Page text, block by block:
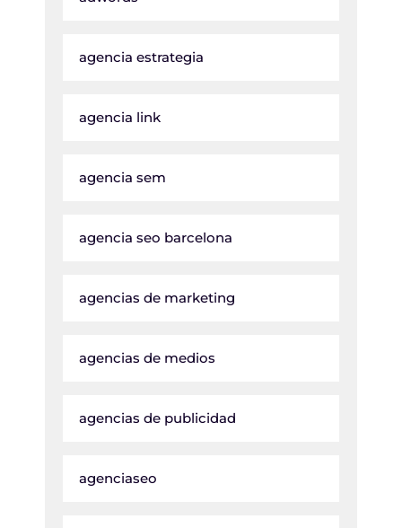
agencia estrategia
agencia link
agencia sem
agencia seo barcelona
agencias de marketing
agencias de medios
agencias de publicidad
agenciaseo